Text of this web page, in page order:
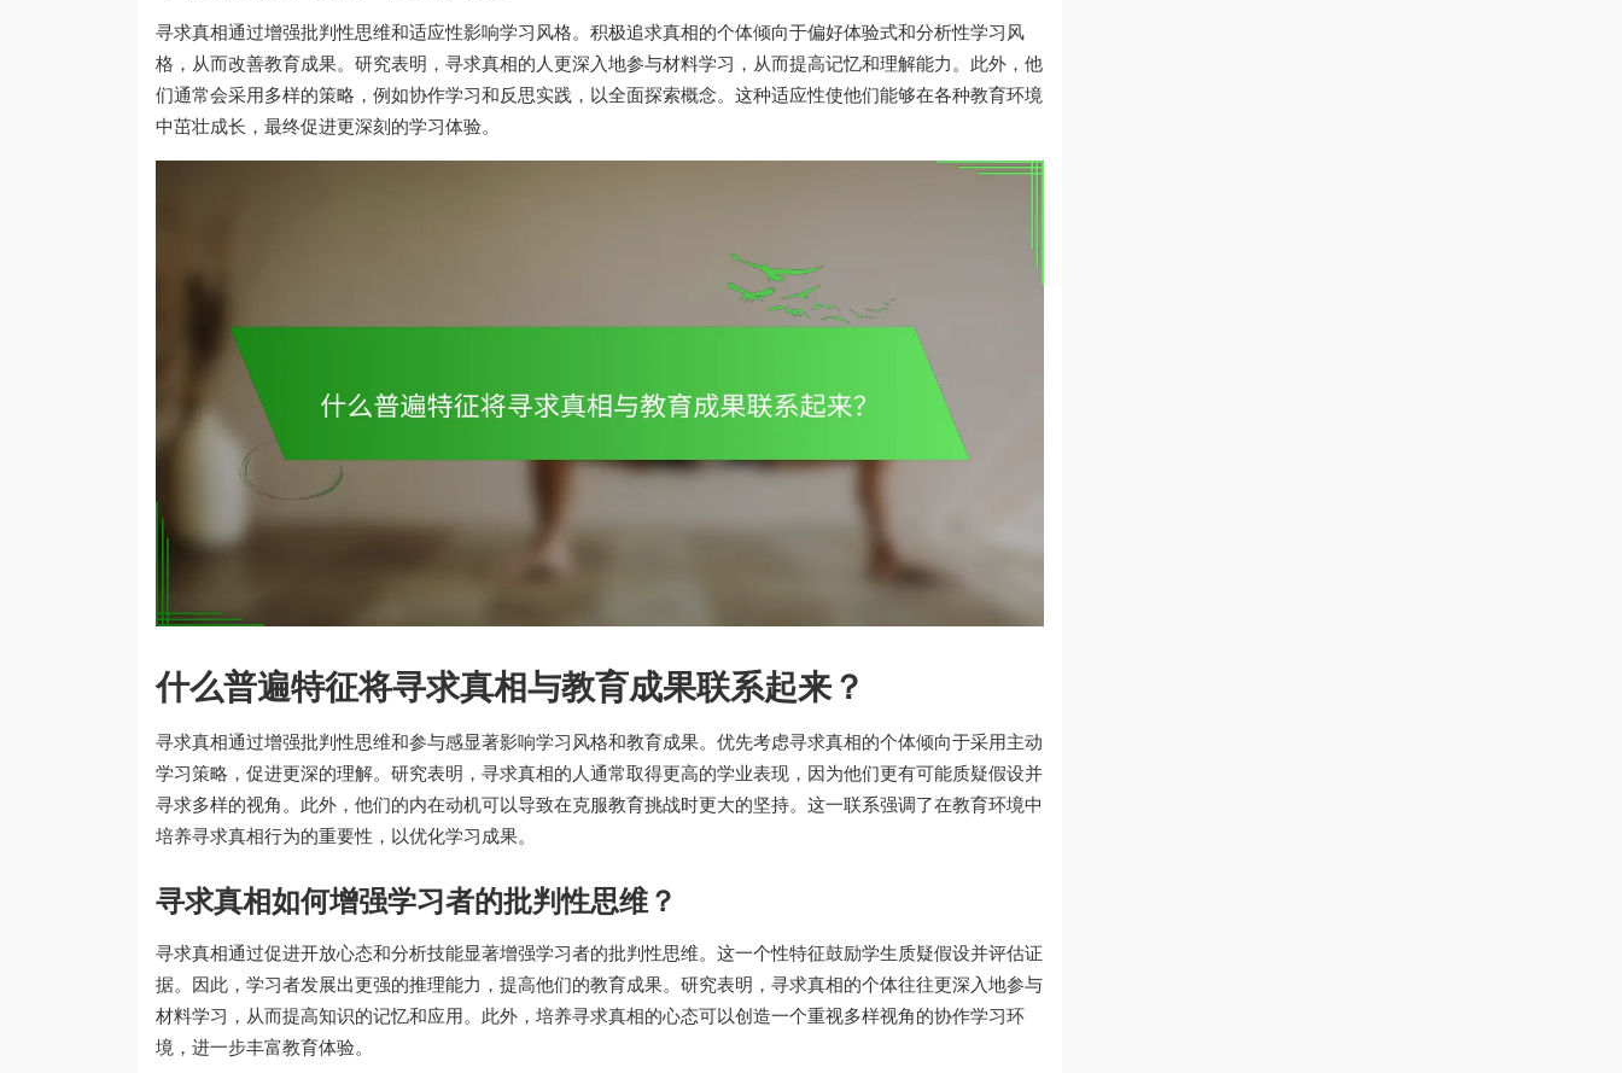
寻求真相通过增强批判性思维和适应性影响学习风格。积极追求真相的个体倾向于偏好体验式和分析性学习风
格，从而改善教育成果。研究表明，寻求真相的人更深入地参与材料学习，从而提高记忆和理解能力。此外，他
们通常会采用多样的策略，例如协作学习和反思实践，以全面探索概念。这种适应性使他们能够在各种教育环境
中茁壮成长，最终促进更深刻的学习体验。
什么普遍特征将寻求真相与教育成果联系起来？
寻求真相通过增强批判性思维和参与感显著影响学习风格和教育成果。优先考虑寻求真相的个体倾向于采用主动
学习策略，促进更深的理解。研究表明，寻求真相的人通常取得更高的学业表现，因为他们更有可能质疑假设并
寻求多样的视角。此外，他们的内在动机可以导致在克服教育挑战时更大的坚持。这一联系强调了在教育环境中
培养寻求真相行为的重要性，以优化学习成果。
寻求真相如何增强学习者的批判性思维？
寻求真相通过促进开放心态和分析技能显著增强学习者的批判性思维。这一个性特征鼓励学生质疑假设并评估证
据。因此，学习者发展出更强的推理能力，提高他们的教育成果。研究表明，寻求真相的个体往往更深入地参与
材料学习，从而提高知识的记忆和应用。此外，培养寻求真相的心态可以创造一个重视多样视角的协作学习环
境，进一步丰富教育体验。